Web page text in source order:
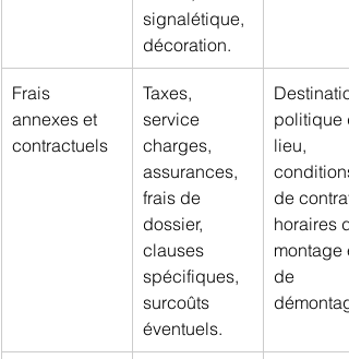
signalétique,
décoration.
Frais
annexes et
contractuels
Taxes,
service
charges,
assurances,
frais de
dossier,
clauses
spécifiques,
surcoûts
éventuels.
politique
lieu,
conditions
de contrat,
horaires
montage
de